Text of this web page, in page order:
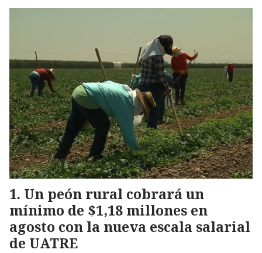
Un peón rural cobrará un
mínimo de $1,18 millones en
agosto con la nueva escala salarial
de UATRE